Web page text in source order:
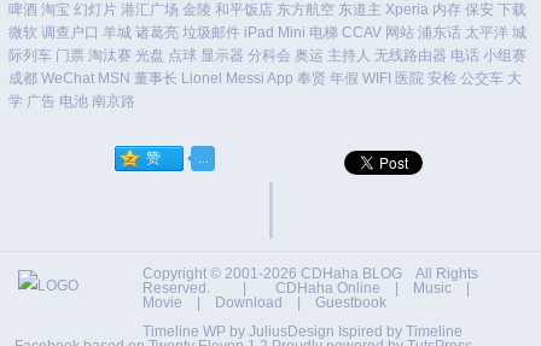
啤酒 淘宝 幻灯片 港汇广场 金陵 和平饭店 东方航空 东道主 Xperia 内存 保安 下载
微软 调查户口 羊城 诸葛亮 垃圾邮件 iPad Mini 电梯 CCAV 网站 浦东话 太平洋 城
际列车 门票 淘汰赛 光盘 点球 显示器 分科会 奥运 主持人 无线路由器 电话 小组赛
成都 WeChat MSN 董事长 Lionel Messi App 奉贤 年假 WIFI 医院 安检 公交车 大
学 广告 电池 南京路
Copyright © 2001-2026 CDHaha BLOG All Rights
Reserved. | CDHaha Online Music
Movie
Download
Guestbook
Timeline WP by JuliusDesign Ispired by Timeline